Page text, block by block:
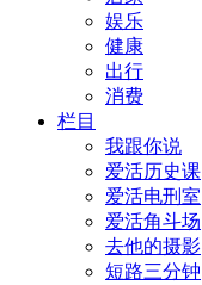
娱乐
健康
出行
消费
栏目
我跟你说
爱活历史课
爱活电刑室
爱活角斗场
去他的摄影
短路三分钟